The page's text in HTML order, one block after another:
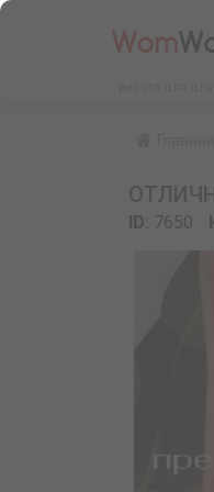
ID: 7650